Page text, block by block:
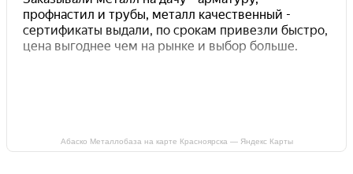
Абаско Металлобаза на карте Красноярска — Яндекс Карты